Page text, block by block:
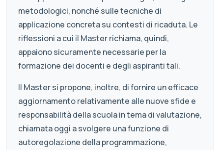
metodologici, nonché sulle tecniche di
applicazione concreta su contesti di ricaduta. Le
riflessioni a cui il Master richiama, quindi,
appaiono sicuramente necessarie per la
formazione dei docenti e degli aspiranti tali.
Il Master si propone, inoltre, di fornire un efficace
aggiornamento relativamente alle nuove sfide e
responsabilità della scuola in tema di valutazione,
chiamata oggi a svolgere una funzione di
autoregolazione della programmazione,